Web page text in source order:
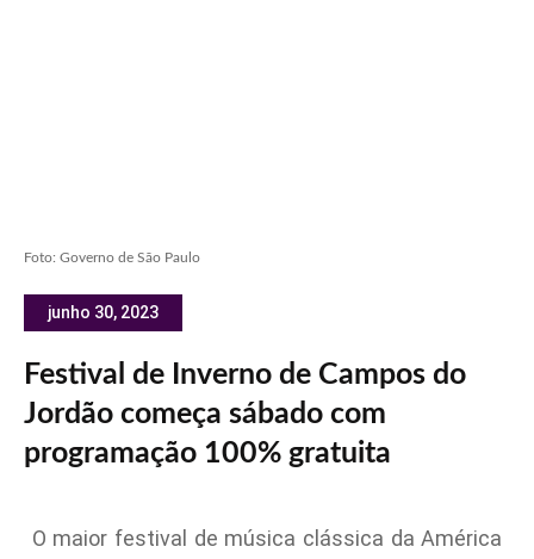
Foto: Governo de São Paulo
junho 30, 2023
Festival de Inverno de Campos do
Jordão começa sábado com
programação 100% gratuita
O maior festival de música clássica da América